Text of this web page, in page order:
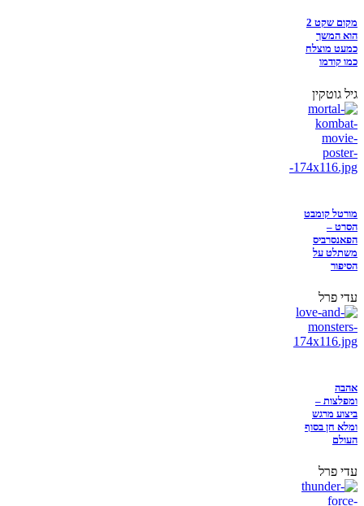
מקום שקט 2
הוא המשך
כמעט מוצלח
כמו קודמו
גיל גוטקין
מורטל קומבט
הסרט –
הפאנסרביס
משתלט על
הסיפור
עדי פרל
אהבה
ומפלצות –
ביצוע מרגש
ומלא חן בסוף
העולם
עדי פרל